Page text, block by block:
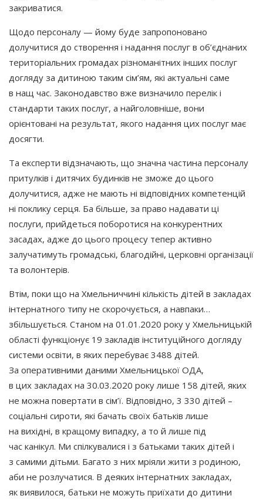
закриватися.
Щодо персоналу — йому буде запропоновано
долучитися до створення і надання послуг в об’єднаних
територіальних громадах різноманітних інших послуг
догляду за дитиною таким сім’ям, які актуальні саме
в нащ час. Законодавство вже визначило перелік і
стандарти таких послуг, а найголовніше, вони
орієнтовані на результат, якого надання цих послуг має
досягти.
Та експерти відзначають, що значна частина персоналу
притулків і дитячих будинків не зможе до цього
долучитися, адже не мають ні відповідних компетенцій
ні поклику серця. Ба більше, за право надавати ці
послуги, прийдеться поборотися на конкурентних
засадах, адже до цього процесу тепер активно
залучатимуть громадські, благодійні, церковні організації
та волонтерів.
Втім, поки що на Хмельниччині кількість дітей в закладах
інтернатного типу не скорочується, а навпаки…
збільшується. Станом на 01.01.2020 року у Хмельницькій
області функціонує 19 закладів інституційного догляду
системи освіти, в яких перебуває 3488 дітей.
За оперативними даними Хмельницької ОДА,
в цих закладах на 30.03.2020 року лише 158 дітей, яких
не можна повертати в сім’ї. Відповідно, 3 330 дітей –
соціальні сироти, які бачать своїх батьків лише
на вихідні, в кращому випадку, а то й лише під
час канікул. Ми спілкувалися і з батьками таких дітей і
з самими дітьми. Багато з них мріяли жити з родиною,
аби не розлучатися. В деяких інтернатних закладах,
як виявилося, батьки не можуть приїхати до дитини